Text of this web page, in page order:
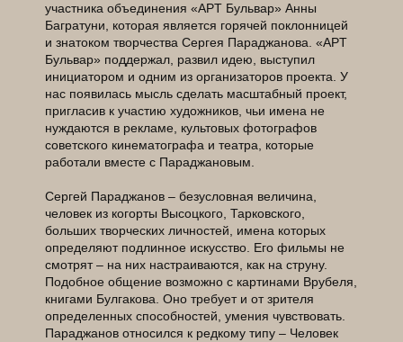
участника объединения «AРT Бульвар» Анны
Багратуни, которая является горячей поклонницей
и знатоком творчества Сергея Параджанова. «AРT
Бульвар» поддержал, развил идею, выступил
инициатором и одним из организаторов проекта. У
нас появилась мысль сделать масштабный проект,
пригласив к участию художников, чьи имена не
нуждаются в рекламе, культовых фотографов
советского кинематографа и театра, которые
работали вместе с Параджановым.
Сергей Параджанов – безусловная величина,
человек из когорты Высоцкого, Тарковского,
больших творческих личностей, имена которых
определяют подлинное искусство. Его фильмы не
смотрят – на них настраиваются, как на струну.
Подобное общение возможно с картинами Врубеля,
книгами Булгакова. Оно требует и от зрителя
определенных способностей, умения чувствовать.
Параджанов относился к редкому типу – Человек